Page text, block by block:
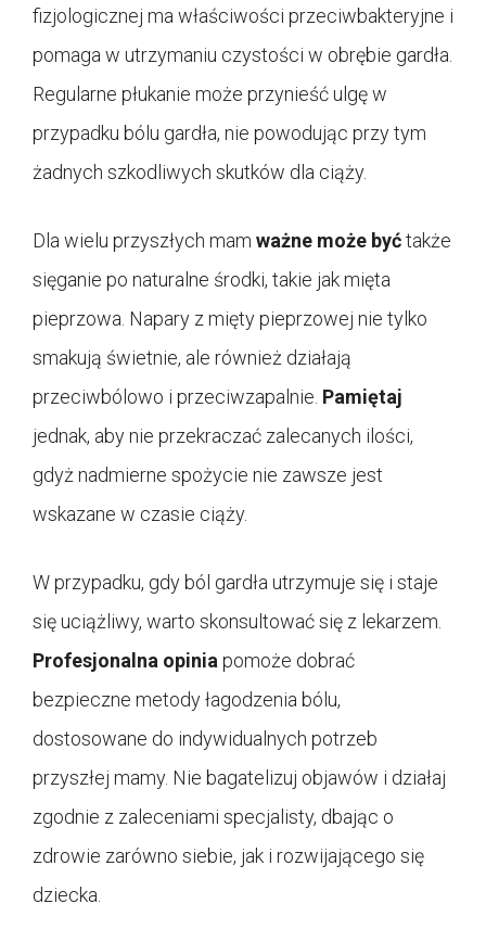
fizjologicznej ma właściwości przeciwbakteryjne i
pomaga w utrzymaniu czystości w obrębie gardła.
Regularne płukanie może przynieść ulgę w
przypadku bólu gardła, nie powodując przy tym
żadnych szkodliwych skutków dla ciąży.
Dla wielu przyszłych mam ważne może byćtakże
sięganie po naturalne środki, takie jak mięta
pieprzowa. Napary z mięty pieprzowej nie tylko
smakują świetnie, ale również działają
przeciwbólowo i przeciwzapalnie. Pamiętaj
jednak, aby nie przekraczać zalecanych ilości,
gdyż nadmierne spożycie nie zawsze jest
wskazane w czasie ciąży.
W przypadku, gdy ból gardła utrzymuje się i staje
się uciążliwy, warto skonsultować się z lekarzem.
Profesjonalna opinia pomoże dobrać
bezpieczne metody łagodzenia bólu,
dostosowane do indywidualnych potrzeb
przyszłej mamy. Nie bagatelizuj objawów i działaj
zgodnie z zaleceniami specjalisty, dbając o
zdrowie zarówno siebie, jak i rozwijającego się
dziecka.